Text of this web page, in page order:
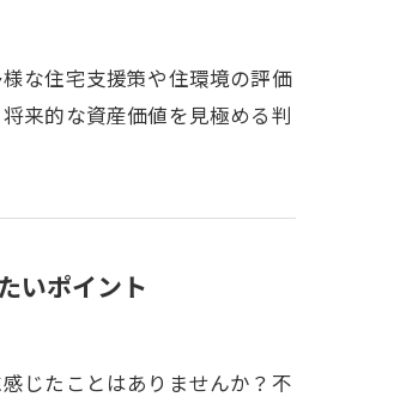
な住宅支援策や住環境の評価
来的な資産価値を見極める判
いポイント
じたことはありませんか？不